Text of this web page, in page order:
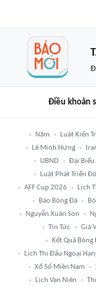
Điều khoản
Năm Luật Kiến
Lê Minh Hưng
UBND
Đại Biểu
Luật Phát Triển
AFF Cup 2026
Lịch
Báo Bóng Đá
Nguyễn Xuân Son
Tin Tức
Giá
Kết Quả Bóng
Lịch Thi Đấu Ngoại
Xổ Số Miền Nam
Lịch Vạn Niên